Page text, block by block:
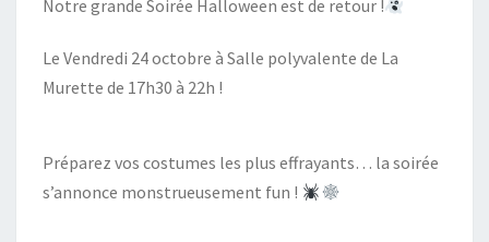
Notre grande Soirée Halloween est de retour !
Le Vendredi 24 octobre à Salle polyvalente de La
Murette de 17h30 à 22h !
Préparez vos costumes les plus effrayants… la soirée
s’annonce monstrueusement fun !